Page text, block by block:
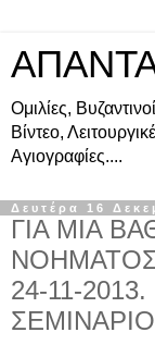
Ομιλίες,
Βίντεο,
Αγιογραφίες....
Δευτέρα 16
ΓΙΑ ΜΙΑ
24-11-